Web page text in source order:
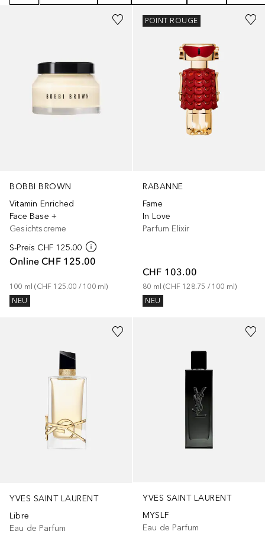
BOBBI BROWN
Vitamin Enriched
Face Base +
Gesichtscreme
S-Preis CHF 125.00
Online CHF 125.00
100 ml (CHF 125.00 / 100 ml)
NEU
RABANNE
Fame
In Love
Parfum Elixir
CHF 103.00
80 ml (CHF 128.75 / 100 ml)
NEU
POINT ROUGE
YVES SAINT LAURENT
Libre
Eau de Parfum
YVES SAINT LAURENT
MYSLF
Eau de Parfum